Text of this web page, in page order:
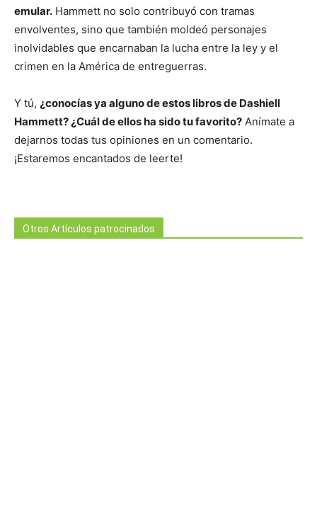
emular. Hammett no solo contribuyó con tramas
envolventes, sino que también moldeó personajes
inolvidables que encarnaban la lucha entre la ley y el
crimen en la América de entreguerras.
Y tú, ¿conocías ya alguno de estos libros de Dashiell
Hammett? ¿Cuál de ellos ha sido tu favorito? Anímate a
dejarnos todas tus opiniones en un comentario.
¡Estaremos encantados de leerte!
Otros Artículos patrocinados